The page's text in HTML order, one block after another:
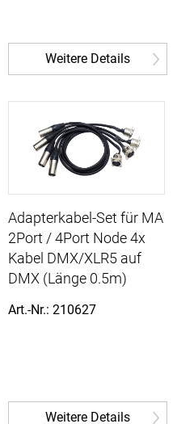
Weitere Details
Adapterkabel-Set für MA
2Port / 4Port Node 4x
Kabel DMX/XLR5 auf
DMX (Länge 0.5m)
Art.-Nr.: 210627
Weitere Details